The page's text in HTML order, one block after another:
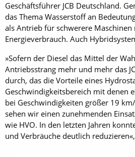
Geschäftsführer JCB Deutschland.
das Thema Wasserstoff an
als Antrieb für schwerere
Energieverbrauch. Auch
»Sofern der Diesel das Mittel der
Antriebsstrang mehr und mehr das
durch, das die Vorteile eines
Geschwindigkeitsbereich mit denen
bei Geschwindigkeiten größer 19
sehen wir einen zunehmenden
wie HVO. In den letzten Jahren
und Verbräuche deutlich